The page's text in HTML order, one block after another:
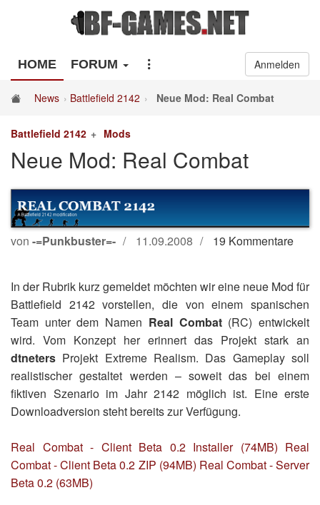
HOME FORUM Anmelden
News Battlefield 2142 Neue Mod: Real Combat
Battlefield 2142 Mods
Neue Mod: Real Combat
von -=Punkbuster=- 11.09.2008 19 Kommentare
In der Rubrik kurz gemeldet möchten wir eine neue Mod für
Battlefield 2142 vorstellen, die von einem spanischen
Team unter dem Namen Real Combat(RC) entwickelt
wird. Vom Konzept her erinnert das Projekt stark an
dtneters Projekt Extreme Realism. Das Gameplay soll
realistischer gestaltet werden – soweit das bei einem
fiktiven Szenario im Jahr 2142 möglich ist. Eine erste
Downloadversion steht bereits zur Verfügung.
Real Combat - Client Beta 0.2 Installer (74MB) Real
Combat - Client Beta 0.2 ZIP (94MB) Real Combat - Server
Beta 0.2 (63MB)